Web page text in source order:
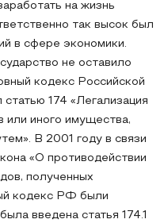
на жизнь
так высок был
в сфере экономики.
не оставило
кодекс Российской
174 «Легализация
или иного имущества,
В 2001 году в связи
«О противодействии
полученных
кодекс РФ были
введена статья 174.1